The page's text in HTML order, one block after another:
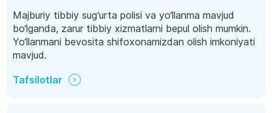
Majburiy tibbiy sug‘urta polisi va yo‘llanma mavjud
bo‘lganda, zarur tibbiy xizmatlarni bepul olish mumkin.
Yo‘llanmani bevosita shifoxonamizdan olish imkoniyati
mavjud.
Tafsilotlar